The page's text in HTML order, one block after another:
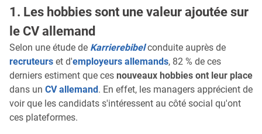
1. Les hobbies sont une valeur ajoutée sur
le CV allemand
Selon une étude de Karrierebibelconduite auprès de
recruteurs et d'employeurs allemands, 82 % de ces
derniers estiment que ces nouveaux hobbies ont leur place
dans un CV allemand. En effet, les managers apprécient de
voir que les candidats s'intéressent au côté social qu'ont
ces plateformes.